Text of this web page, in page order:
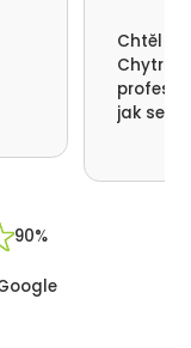
Chtěl
Chytrá
jak se
90%